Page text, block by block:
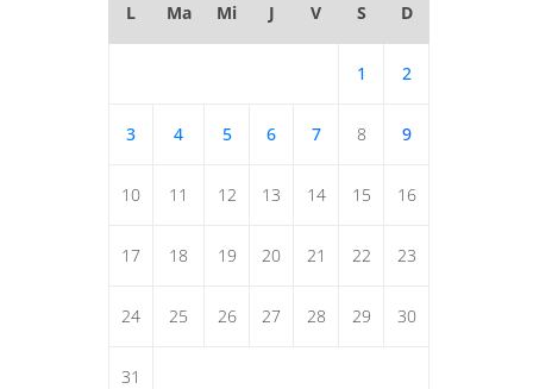
L Ma Mi J V S D
1 2
3 4 5 6 7 8 9
10 11 12 13 14 15 16
17 18 19 20 21 22 23
24 25 26 27 28 29 30
31